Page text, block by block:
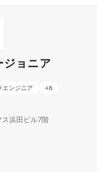
ジョニア
エンジニア +8
浜田ビル7階